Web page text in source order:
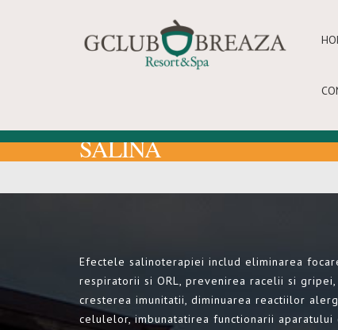
SALINA
Efectele salinoterapiei includ eliminarea
respiratorii si ORL, prevenirea racelii si
cresterea imunitatii, diminuarea reactiilor
celulelor, imbunatatirea functionarii